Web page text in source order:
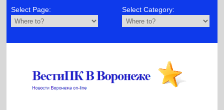
Select Page: Select Category: